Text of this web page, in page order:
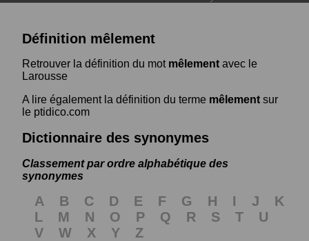
Définition mêlement
Retrouver la définition du mot mêlement avec le
Larousse
A lire également la définition du terme mêlement sur
le ptidico.com
Dictionnaire des synonymes
Classement par ordre alphabétique des
synonymes
A B C D E F G H I J
K
L
M N O P Q R S T
U
V
W X Y
Z